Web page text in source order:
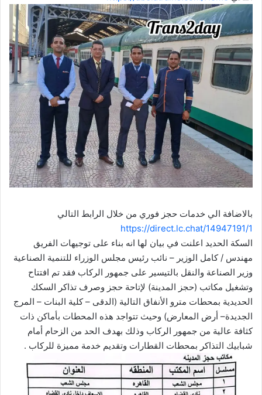
بالاضافة الي خدمات حجز فوري من خلال الرابط التالي
https://direct.lc.chat/14947191/1
السكة الحديد اعلنت في بيان لها انه بناء على توجيهات الفريق
مهندس / كامل الوزير – نائب رئيس مجلس الوزراء للتنمية الصناعية
وزير الصناعة والنقل بالتيسير على جمهور الركاب فقد تم افتتاح
وتشغيل مكاتب (حجز المدينة) لإتاحة حجز وصرف تذاكر السكك
الحديدية بمحطات مترو الأنفاق التالية (الدقى – كلية البنات – المرج
الجديدة– أرض المعارض) وحيث تتواجد هذه المحطات بأماكن ذات
كثافة عالية من جمهور الركاب وذلك بهدف الحد من الزحام أمام
شبابيك التذاكر بمحطات القطارات وتقديم خدمة مميزة للركاب .